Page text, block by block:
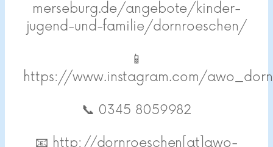
merseburg.de/angebote/kinder-
jugend-und-familie/dornroeschen/
📱
https://www.instagram.com/
📞 0345 8059982
📧 http://dornroeschen[at]awo-